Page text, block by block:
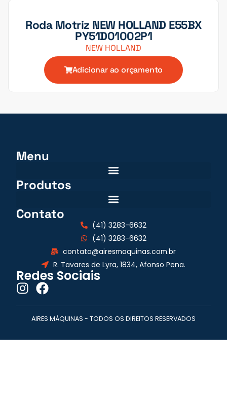
Roda Motriz NEW HOLLAND E55BX
PY51D01002P1
NEW HOLLAND
Adicionar ao orçamento
Menu
Produtos
Contato
(41) 3283-6632
(41) 3283-6632
contato@airesmaquinas.com.br
R. Tavares de Lyra, 1834, Afonso Pena.
Redes Sociais
AIRES MÁQUINAS - TODOS OS DIREITOS RESERVADOS